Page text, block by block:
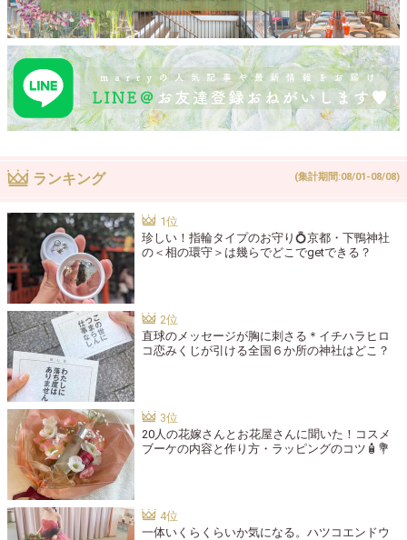
ランキング (集計期間:08/01-08/08)
珍しい！指輪タイプのお守り💍京都・下鴨神社
の＜相の環守＞は幾らでどこでgetできる？
直球のメッセージが胸に刺さる＊イチハラヒロ
コ恋みくじが引ける全国６か所の神社はどこ？
20人の花嫁さんとお花屋さんに聞いた！コスメ
ブーケの内容と作り方・ラッピングのコツ🧴💐
一体いくらくらいか気になる。ハツコエンドウ